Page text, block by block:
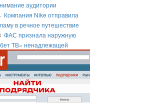
аудитории
Компания Nike отправила
в речное путешествие
ФАС признала наружную
ТВ» ненадлежащей